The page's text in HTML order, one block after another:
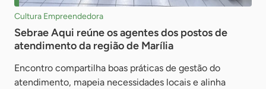
Cultura Empreendedora
Sebrae Aqui reúne os agentes dos postos de
atendimento da região de Marília
Encontro compartilha boas práticas de gestão do
atendimento, mapeia necessidades locais e alinha